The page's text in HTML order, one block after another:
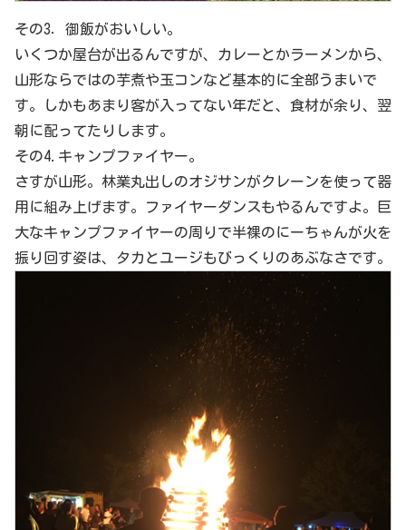
その3．御飯がおいしい。
いくつか屋台が出るんですが、カレーとかラーメンから、
山形ならではの芋煮や玉コンなど基本的に全部うまいで
す。しかもあまり客が入ってない年だと、食材が余り、翌
朝に配ってたりします。
その4.キャンプファイヤー。
さすが山形。林業丸出しのオジサンがクレーンを使って器
用に組み上げます。ファイヤーダンスもやるんですよ。巨
大なキャンプファイヤーの周りで半裸のにーちゃんが火を
振り回す姿は、タカとユージもびっくりのあぶなさです。